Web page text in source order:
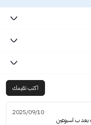
اكتب تقيمك
2025/09/10
بعد ب اسبوعين